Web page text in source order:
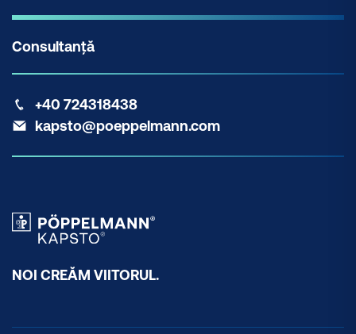
Consultanță
+40 724318438
kapsto@poeppelmann.com
NOI CREĂM VIITORUL.